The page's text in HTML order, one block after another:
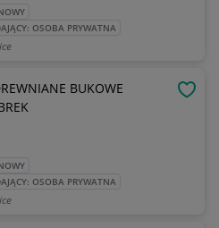
OSOBA PRYWATNA
BUKOWE
OSOBA PRYWATNA